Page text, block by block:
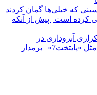
که خیلی‌ها گمان کردند
کرده است | پیش از آنکه
آبروداری در
خواستگاری دست گذاشته دقیقا مثل «پایتخت7» | برمدار